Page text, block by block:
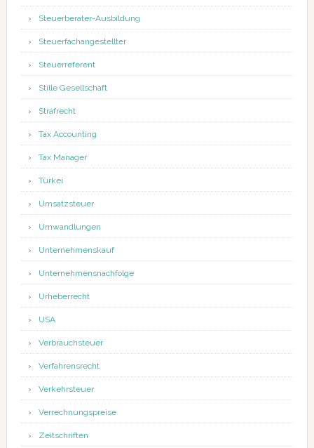
Steuerberater-Ausbildung
Steuerfachangestellter
Steuerreferent
Stille Gesellschaft
Strafrecht
Tax Accounting
Tax Manager
Türkei
Umsatzsteuer
Umwandlungen
Unternehmenskauf
Unternehmensnachfolge
Urheberrecht
USA
Verbrauchsteuer
Verfahrensrecht
Verkehrsteuer
Verrechnungspreise
Zeitschriften